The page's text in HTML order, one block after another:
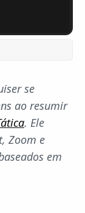
se
ao resumir
. Ele
Zoom e
em